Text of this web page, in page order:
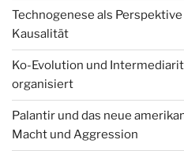
Technogenese als
Kausalität
Ko-Evolution und
organisiert
Palantir und das neue
Macht und Aggression